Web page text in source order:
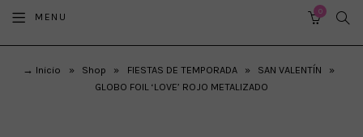
MENU 0
→ Inicio » Shop » FIESTAS DE TEMPORADA » SAN VALENTÍN
»
GLOBO FOIL ‘LOVE’ ROJO METALIZADO